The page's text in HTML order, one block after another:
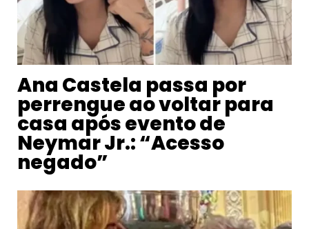
Ana Castela passa por
perrengue ao voltar para
casa após evento de
Neymar Jr.: “Acesso
negado”